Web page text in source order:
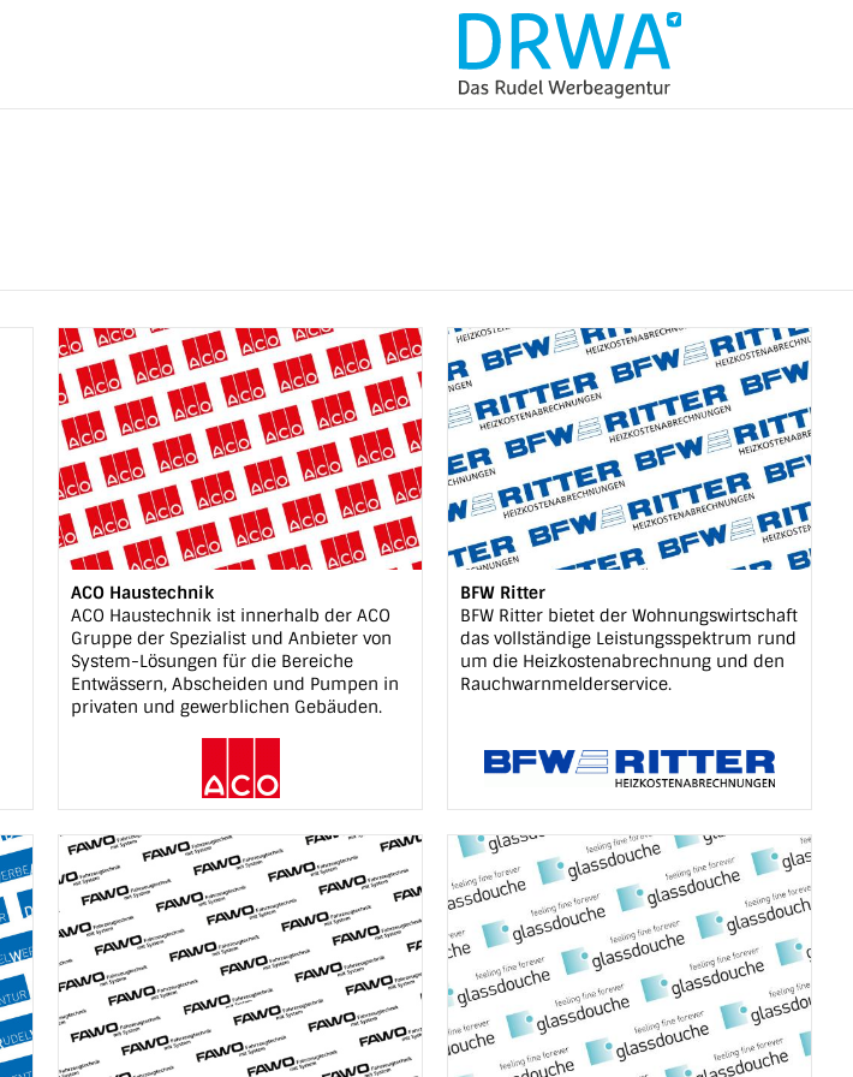
ACO Haustechnik
ACO Haustechnik ist innerhalb der ACO
Gruppe der Spezialist und Anbieter von
System-Lösungen für die Bereiche
Entwässern, Abscheiden und Pumpen in
privaten und gewerblichen Gebäuden.
BFW Ritter
BFW Ritter bietet der Wohnungswirtschaft
das vollständige Leistungsspektrum rund
um die Heizkostenabrechnung und den
Rauchwarnmelderservice.